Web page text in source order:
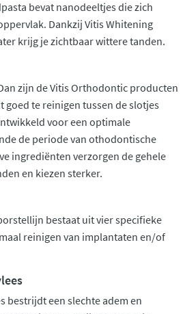
bevat nanodeeltjes die zich
Dankzij Vitis Whitening
krijg je zichtbaar wittere tanden.
zijn de Vitis Orthodontic producten
goed te reinigen tussen de slotjes
voor een optimale
de periode van othodontische
ingrediënten verzorgen de gehele
en kiezen sterker.
bestaat uit vier specifieke
reinigen van implantaten en/of
bestrijdt een slechte adem en